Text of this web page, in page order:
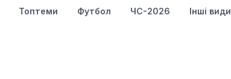
Топтеми Футбол ЧС-2026 Інші види